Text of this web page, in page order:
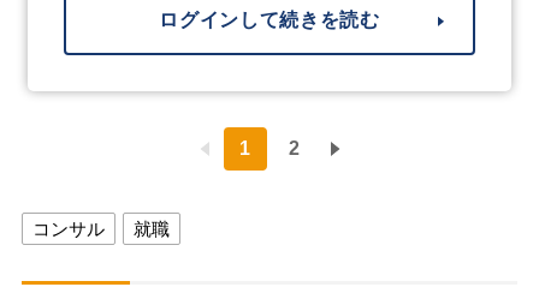
ログインして続きを読む
1 2
コンサル 就職